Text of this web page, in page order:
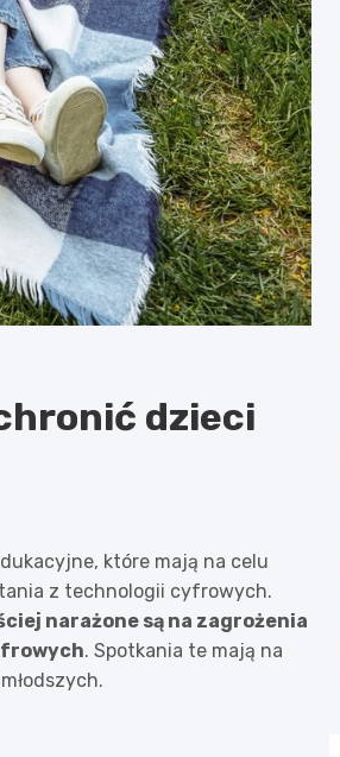
dzieci
które mają na celu
z technologii cyfrowych.
narażone są na zagrożenia
. Spotkania te mają na